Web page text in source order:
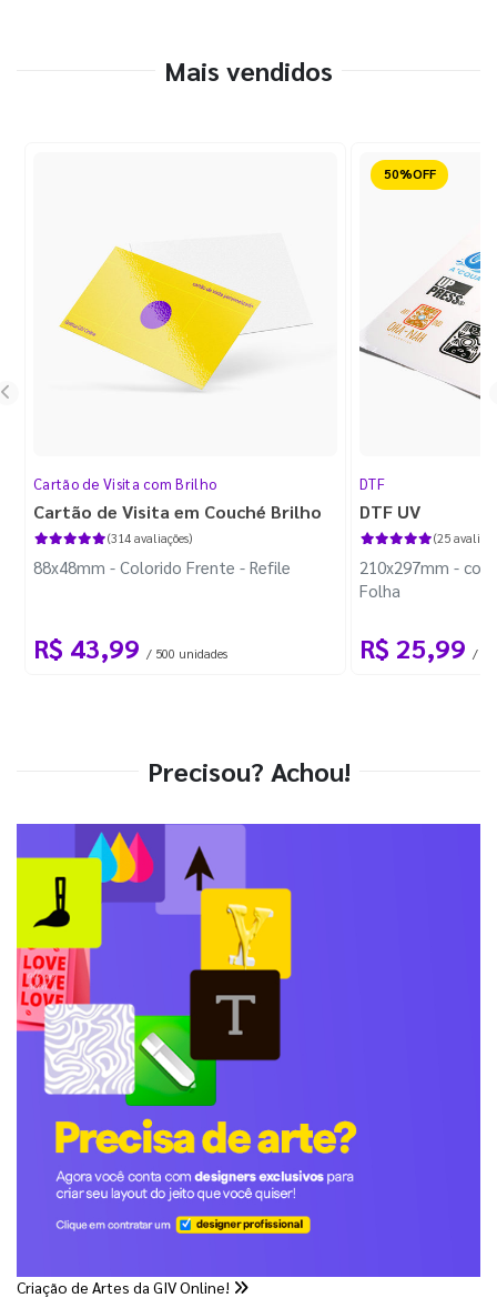
Mais vendidos
Cartão de Visita com Brilho
Cartão de Visita em Couché Brilho
(314 avaliações)
88x48mm - Colorido Frente - Refile
R$ 43,99 / 500 unidades
Reduzido
DTF
DTF UV
(25
210x297mm -
Folha
R$ 25,99 / 1
Precisou? Achou!
Criação de Artes da GIV Online!